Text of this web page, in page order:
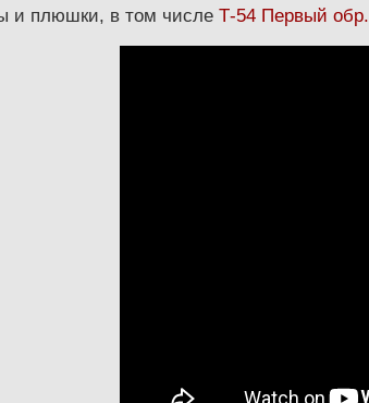
и плюшки, в том числе Т-54 Первый обр.